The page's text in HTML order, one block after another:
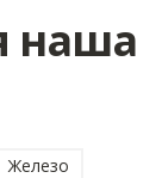
наша
Железо